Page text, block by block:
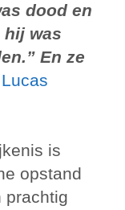
dood en
hij was
En ze
Lucas
is
opstand
prachtig